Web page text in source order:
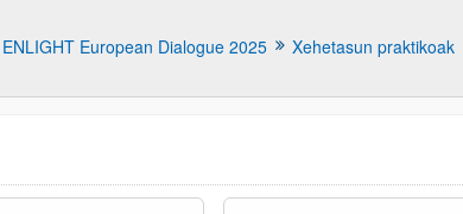
ENLIGHT European Dialogue 2025 Xehetasun praktikoak